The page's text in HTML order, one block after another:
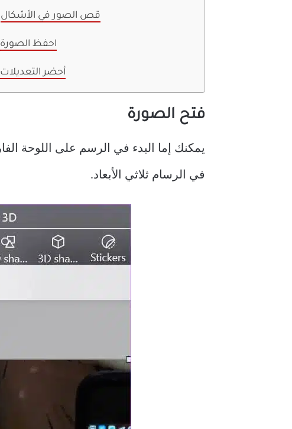
قص الصور في الأشكال
احفظ الصورة
أحضر التعديلات
فتح الصورة
في الرسام ثلاثي الأبعاد.